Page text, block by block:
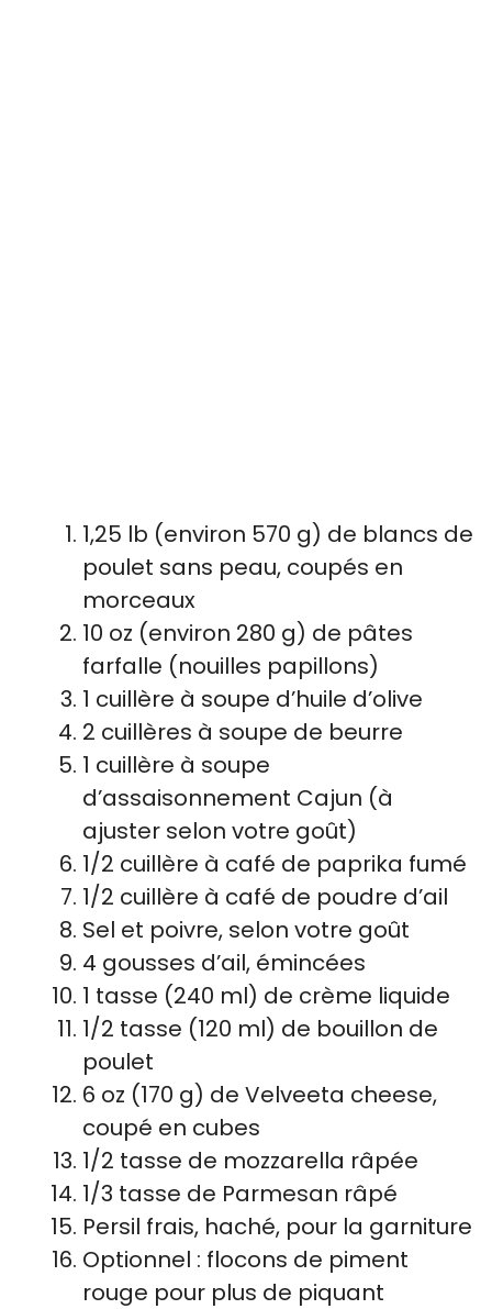
1,25 lb (environ 570 g) de blancs de
poulet sans peau, coupés en
morceaux
10 oz (environ 280 g) de pâtes
farfalle (nouilles papillons)
1 cuillère à soupe d’huile d’olive
2 cuillères à soupe de beurre
1 cuillère à soupe
d’assaisonnement Cajun (à
ajuster selon votre goût)
1/2 cuillère à café de paprika fumé
1/2 cuillère à café de poudre d’ail
Sel et poivre, selon votre goût
4 gousses d’ail, émincées
1 tasse (240 ml) de crème liquide
1/2 tasse (120 ml) de bouillon de
poulet
6 oz (170 g) de Velveeta cheese,
coupé en cubes
1/2 tasse de mozzarella râpée
1/3 tasse de Parmesan râpé
Persil frais, haché, pour la garniture
Optionnel : flocons de piment
rouge pour plus de piquant